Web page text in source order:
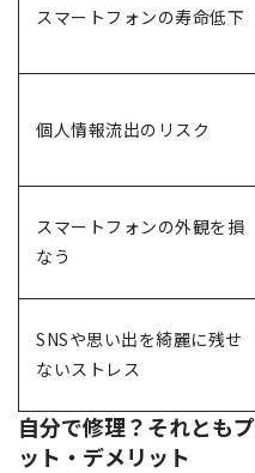
スマートフォンの寿命低下
個人情報流出のリスク
スマートフォンの外観を損
なう
SNSや思い出を綺麗に残せ
ないストレス
自分で修理？それとも
ット・デメリット